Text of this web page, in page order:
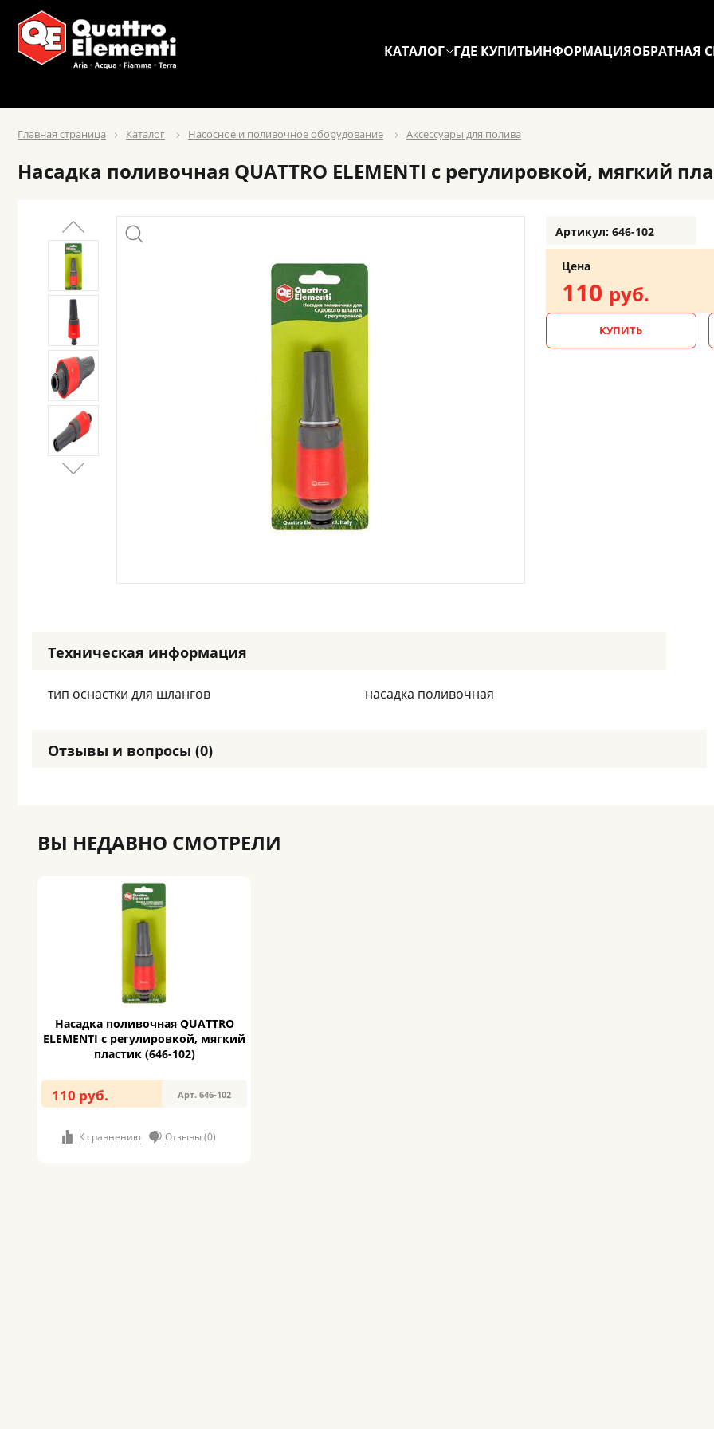
КАТАЛОГ ГДЕ КУПИТЬИНФОРМАЦИЯОБРАТНАЯ
Главная страница Каталог Насосное и поливочное оборудование Аксессуары для полива
Насадка поливочная QUATTRO ELEMENTI с регулировкой, мягкий
Артикул: 646-102
Цена
110 руб.
КУПИТЬ
Техническая информация
тип оснастки для шлангов насадка поливочная
Отзывы и вопросы (0)
ВЫ НЕДАВНО СМОТРЕЛИ
Насадка поливочная QUATTRO
ELEMENTI с регулировкой, мягкий
пластик (646-102)
110 руб. Арт. 646-102
К сравнению Отзывы (0)